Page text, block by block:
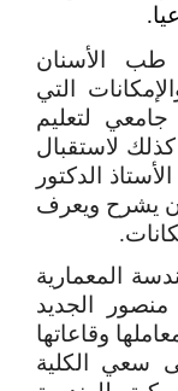
الأسنان
التي
لتعليم
لاستقبال
الدكتور
يشرح ويعرف
المعمارية
منصور الجديد
وقاعاتها
سعي الكلية